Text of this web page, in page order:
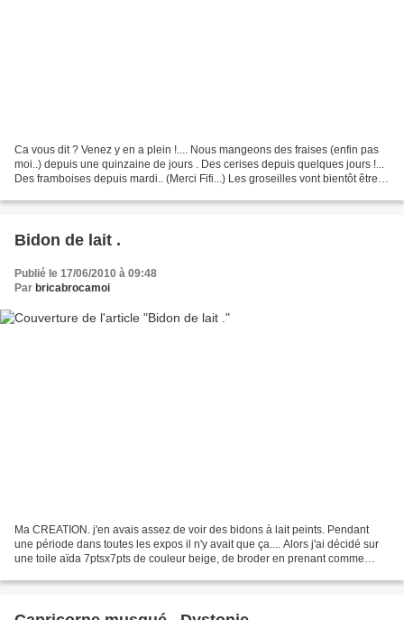
Ca vous dit ? Venez y en a plein !.... Nous mangeons des fraises (enfin pas
moi..) depuis une quinzaine de jours . Des cerises depuis quelques jours !...
Des framboises depuis mardi.. (Merci Fifi...) Les groseilles vont bientôt être
Bidon de lait .
Publié le 17/06/2010 à 09:48
Par bricabrocamoi
Ma CREATION. j'en avais assez de voir des bidons à lait peints. Pendant
une période dans toutes les expos il n'y avait que ça.... Alors j'ai décidé sur
une toile aïda 7ptsx7pts de couleur beige, de broder en prenant comme